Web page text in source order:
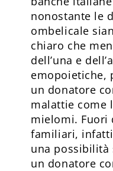
nonostante le
ombelicale
chiaro che
dell’una e
emopoietiche,
un donatore
malattie come
mielomi. Fuori
familiari,
una possibilità
un donatore